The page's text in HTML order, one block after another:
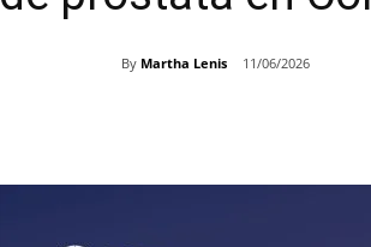
By Martha Lenis 11/06/2026